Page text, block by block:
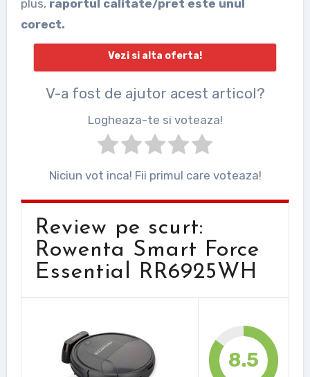
plus, raportul calitate/pret este unul
corect.
Vezi si alta oferta!
V-a fost de ajutor acest articol?
Logheaza-te si voteaza!
Niciun vot inca! Fii primul care voteaza!
Review pe scurt:
Rowenta Smart Force
Essential RR6925WH
8.5